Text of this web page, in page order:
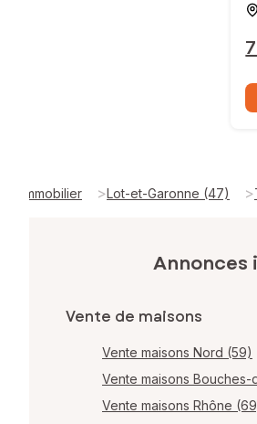
Immobilier >Lot-et-Garonne (47) >
Vente de maisons
Vente maisons Nord (59)
Vente maisons Bouches-
Vente maisons Rhône